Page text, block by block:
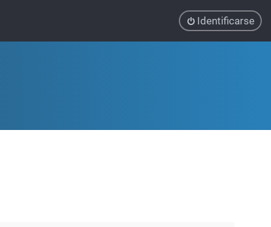
Identificarse